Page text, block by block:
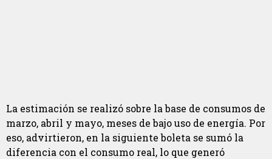
La estimación se realizó sobre la base de consumos de
marzo, abril y mayo, meses de bajo uso de energía. Por
eso, advirtieron, en la siguiente boleta se sumó la
diferencia con el consumo real, lo que generó